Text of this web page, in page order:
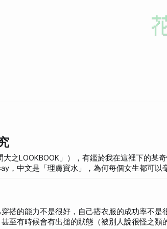
大之LOOKBOOK」），有鑑於我在這裡下的某
，中文是「理膚寶水」，為何每個女生都可
很棒的學習園地。 如果你也有在玩，歡迎加入我：
給我的信。 Hi Hanamizuki! just wanted to say hello and
至有時候會有出搥的狀態（被別人說很怪之